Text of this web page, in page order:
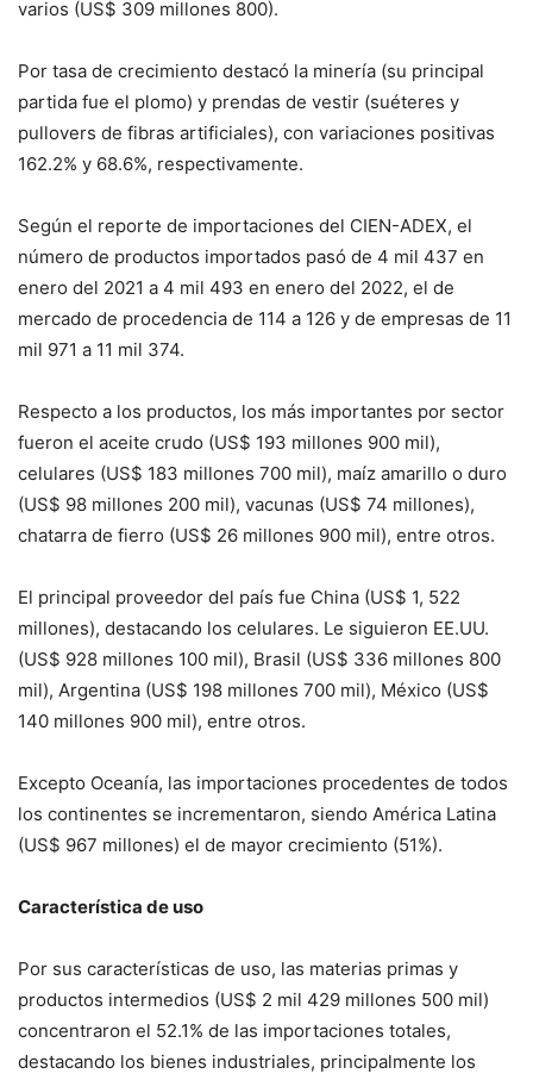
varios (US$ 309 millones 800).
Por tasa de crecimiento destacó la minería (su principal
partida fue el plomo) y prendas de vestir (suéteres y
pullovers de fibras artificiales), con variaciones positivas
162.2% y 68.6%, respectivamente.
Según el reporte de importaciones del CIEN-ADEX, el
número de productos importados pasó de 4 mil 437 en
enero del 2021 a 4 mil 493 en enero del 2022, el de
mercado de procedencia de 114 a 126 y de empresas de 11
mil 971 a 11 mil 374.
Respecto a los productos, los más importantes por sector
fueron el aceite crudo (US$ 193 millones 900 mil),
celulares (US$ 183 millones 700 mil), maíz amarillo o duro
(US$ 98 millones 200 mil), vacunas (US$ 74 millones),
chatarra de fierro (US$ 26 millones 900 mil), entre otros.
El principal proveedor del país fue China (US$ 1, 522
millones), destacando los celulares. Le siguieron EE.UU.
(US$ 928 millones 100 mil), Brasil (US$ 336 millones 800
mil), Argentina (US$ 198 millones 700 mil), México (US$
140 millones 900 mil), entre otros.
Excepto Oceanía, las importaciones procedentes de todos
los continentes se incrementaron, siendo América Latina
(US$ 967 millones) el de mayor crecimiento (51%).
Característica de uso
Por sus características de uso, las materias primas y
productos intermedios (US$ 2 mil 429 millones 500 mil)
concentraron el 52.1% de las importaciones totales,
destacando los bienes industriales, principalmente los